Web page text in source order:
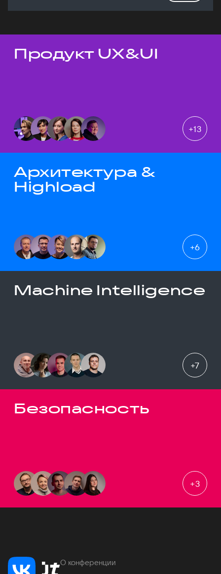
Темы докладов
Продукт UX&UI
+13
Архитектура &
Highload
+6
Machine Intelligence
+7
Безопасность
+3
О конференции